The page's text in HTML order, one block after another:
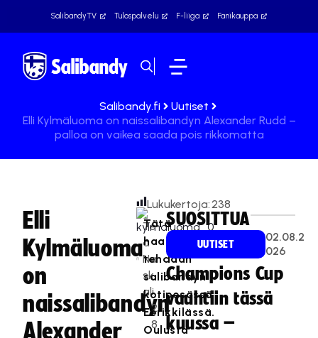
SalibandyTV Tulospalvelu F-liiga Fanikauppa
Salibandy.fi
Uutiset
Elli Kylmäluoma on naissalibandyn Alexander Rudd –
palloa on vaikea saada pois rikkomatta
Elli
Kylmäluoma
on
naissalibandyn
Alexander
Te
a
Na
sk
ali
2
8
Lukukertoja:238
Tätä
haastattelua
tehdään
salibandyn
kotipesässä
Eerikkilässä.
Oulusta
SUOSITTUA
UUTISET
02.08.2
026
Champions Cup
vauhtiin tässä
kuussa –